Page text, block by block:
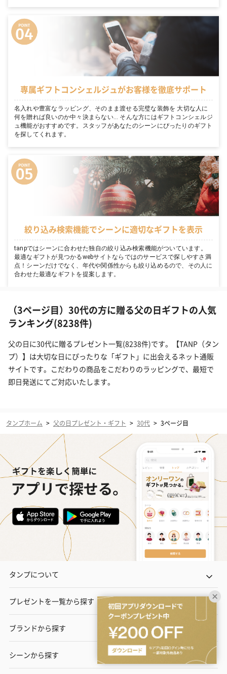
専属ギフトコンシェルジュがお客様を徹底サポート
名入れや豊富なラッピング、そのまま渡せる完璧な装飾を 大切な人に
何を贈れば良いのか中々決まらない… そんな方にはギフトコンシェルジ
ュ機能がおすすめです。スタッフがあなたのシーンにぴったりのギフト
を探してくれます。
絞り込み検索機能でシーンに適切なギフトを表示
tanpではシーンに合わせた独自の絞り込み検索機能がついています。
最適なギフトが見つかるwebサイトならではのサービスで探しやすさ満
点！シーンだけでなく、年代や関係性からも絞り込めるので、その人に
合わせた最適なギフトを提案します。
（3ページ目）30代の方に贈る父の日ギフトの人気
ランキング(8238件)
父の日に30代に贈るプレゼント一覧(8238件)です。【TANP（タン
プ）】は大切な日にぴったりな「ギフト」に出会えるネット通販
サイトです。こだわりの商品をこだわりのラッピングで、最短で
即日発送にてご対応いたします。
タンプホーム > 父の日プレゼント・ギフト > 30代 > 3ページ目
タンプについて
プレゼントを一覧から探す
ブランドから探す
シーンから探す